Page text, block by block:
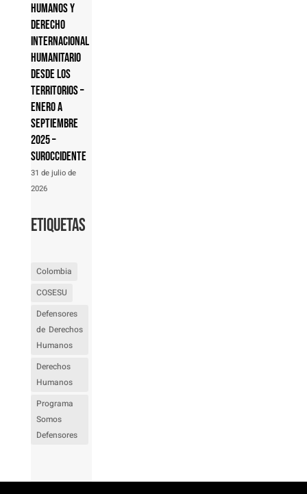
humanos y
derecho
internacional
humanitario
desde los
territorios –
Enero a
septiembre
2025 –
Suroccidente
31 de julio de
2026
Etiquetas
Colombia
COSESU
Defensores
de Derechos
Humanos
Derechos
Humanos
Programa
Somos
Defensores